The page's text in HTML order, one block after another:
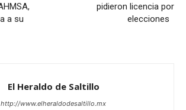
a su
pidieron licencia por
elecciones
El Heraldo de Saltillo
http://www.elheraldodesaltillo.mx